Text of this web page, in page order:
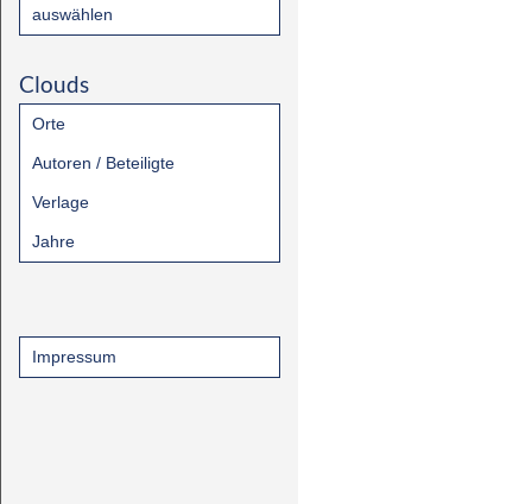
auswählen
Clouds
Orte
Autoren / Beteiligte
Verlage
Jahre
Impressum